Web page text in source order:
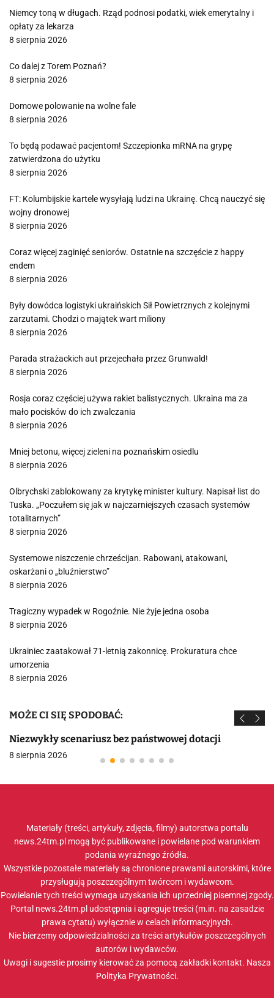
Niemcy toną w długach. Rząd podnosi podatki, wiek emerytalny i
opłaty za lekarza
8 sierpnia 2026
Co dalej z Torem Poznań?
8 sierpnia 2026
Domowe polowanie na wolne fale
8 sierpnia 2026
To będą podawać pacjentom! Szczepionka mRNA na grypę
zatwierdzona do użytku
8 sierpnia 2026
FT: Kolumbijskie kartele wysyłają ludzi na Ukrainę. Chcą nauczyć się
wojny dronowej
8 sierpnia 2026
Coraz więcej zaginięć seniorów. Ostatnie na szczęście z happy
endem
8 sierpnia 2026
Były dowódca logistyki ukraińskich Sił Powietrznych z kolejnymi
zarzutami. Chodzi o majątek wart miliony
8 sierpnia 2026
Parada strażackich aut przejechała przez Grunwald!
8 sierpnia 2026
Rosja coraz częściej używa rakiet balistycznych. Ukraina ma za
mało pocisków do ich zwalczania
8 sierpnia 2026
Mniej betonu, więcej zieleni na poznańskim osiedlu
8 sierpnia 2026
Olbrychski zablokowany za krytykę minister kultury. Napisał list do
Tuska. „Poczułem się jak w najczarniejszych czasach systemów
totalitarnych”
8 sierpnia 2026
Systemowe niszczenie chrześcijan. Rabowani, atakowani,
oskarżani o „bluźnierstwo”
8 sierpnia 2026
Tragiczny wypadek w Rogoźnie. Nie żyje jedna osoba
8 sierpnia 2026
Ukrainiec zaatakował 71-letnią zakonnicę. Prokuratura chce
umorzenia
8 sierpnia 2026
MOŻE CI SIĘ SPODOBAĆ:
Niezwykły scenariusz bez państwowej dotacji
8 sierpnia 2026
Materiały (treści, artykuły, zdjęcia, filmy) autorstwa portalu
news.24tm.pl mogą być publikowane i powielane pod warunkiem
podania wyraźnego źródła.
Wszystkie pozostałe materiały są chronione prawami autorskimi, które
przysługują poszczególnym twórcom i wydawcom.
Powielanie tych treści wymaga uzyskania ich uprzedniej pisemnej zgody.
Portal news.24tm.pl udostępnia i agreguje treści (m.in. na zasadzie
prawa cytatu) wyłącznie w celach informacyjnych.
Nie bierzemy odpowiedzialności za treści artykułów poszczególnych
autorów i wydawców.
Uwagi i sugestie prosimy kierować za pomocą zakładki kontakt. Nasza
Polityka Prywatności.